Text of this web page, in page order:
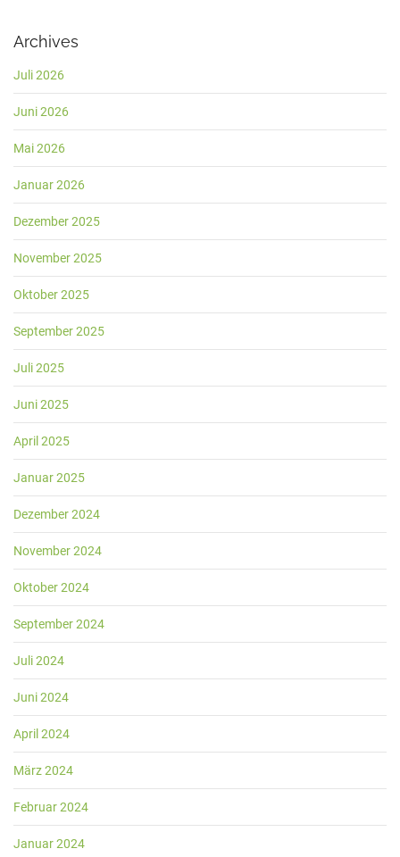
Archives
Juli 2026
Juni 2026
Mai 2026
Januar 2026
Dezember 2025
November 2025
Oktober 2025
September 2025
Juli 2025
Juni 2025
April 2025
Januar 2025
Dezember 2024
November 2024
Oktober 2024
September 2024
Juli 2024
Juni 2024
April 2024
März 2024
Februar 2024
Januar 2024